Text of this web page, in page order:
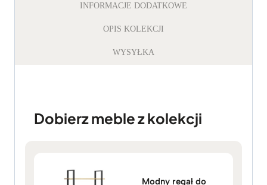
INFORMACJE DODATKOWE
OPIS KOLEKCJI
WYSYŁKA
Dobierz meble z kolekcji
Modny regał do